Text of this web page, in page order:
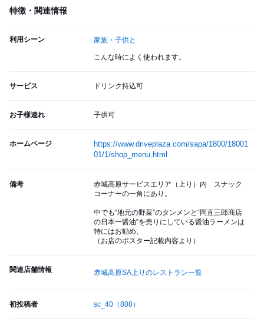
特徴・関連情報
利用シーン 家族・子供と
こんな時によく使われます。
サービス ドリンク持込可
お子様連れ 子供可
ホームページ
https://www.driveplaza.com/sapa/1800/18001
01/1/shop_menu.html
備考
赤城高原サービスエリア（上り）内 スナック
コーナーの一角にあり。
中でも“地元の野菜”のタンメンと“岡直三郎商店
の日本一醤油”を売りにしている醤油ラーメンは
特にはお勧め。
（お店のポスター記載内容より）
関連店舗情報 赤城高原SA上りのレストラン一覧
初投稿者 sc_40 （808）